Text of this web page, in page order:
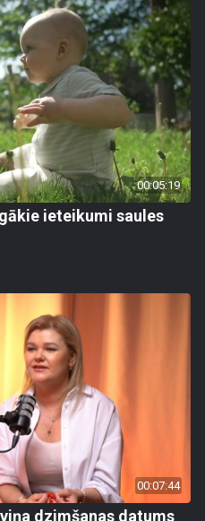
00:05:19
ieteikumi saules
00:07:44
dzimšanas datums